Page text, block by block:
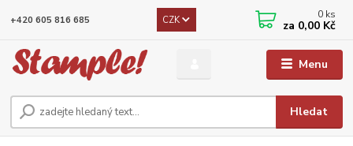
Menu
CZK
Hledat
+420 605 816 685 0 ks
za 0,00 Kč